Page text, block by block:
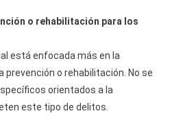
o rehabilitación para los
está enfocada más en la
prevención o rehabilitación. No se
orientados a la
este tipo de delitos.